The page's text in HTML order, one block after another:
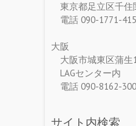
東京都足立区千
電話 090-1771-
大阪
大阪市城東区蒲生
LAGセンター内
電話 090-8162-
サイト内検索